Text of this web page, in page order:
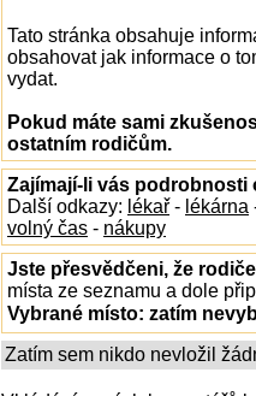
Tato stránka obsahuje
obsahovat jak informace o
vydat.
Pokud máte sami
ostatním rodičům.
Zajímají-li vás podrobnosti
Další odkazy: lékař - lékárna
volný čas - nákupy
Jste přesvědčeni, že
místa ze seznamu a dole
Vybrané místo: zatím
Zatím sem nikdo nevložil